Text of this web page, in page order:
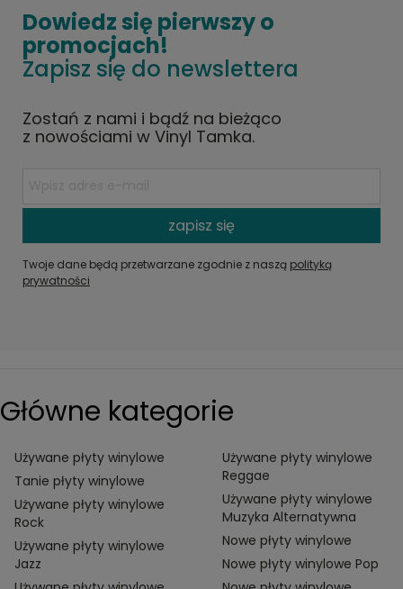
Dowiedz się pierwszy o
promocjach!
Zapisz się do newslettera
Zostań z nami i bądź na bieżąco
z nowościami w Vinyl Tamka.
zapisz się
Twoje dane będą przetwarzane zgodnie z naszą polityką
prywatności
Główne kategorie
Używane płyty winylowe
Tanie płyty winylowe
Używane płyty winylowe
Rock
Używane płyty winylowe
Jazz
Używane płyty winylowe
Reggae
Używane płyty winylowe
Muzyka Alternatywna
Nowe płyty winylowe
Nowe płyty winylowe Pop